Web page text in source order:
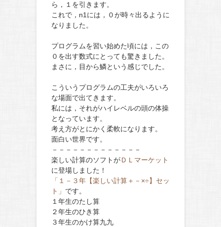
ら，１を引きます。
これで，n1には，０が時々出るように
なりました。
プログラムを習い始めた頃には，この
０を出す数式にとっても驚きました。
まさに，目から鱗という感じでした。
こういうプログラムの工夫がいろいろ
な場面で出てきます。
私には，それがハイレベルの頭の体操
となっています。
考え方がとにかく柔軟になります。
面白い世界です。
－－－－－－－－－－－－－
楽しい計算のソフトがＤＬマーケット
に登場しました！
「１－３年【楽しい計算＋－×÷】セッ
ト」 です。
１年生のたし算
２年生のひき算
３年生のかけ算九九